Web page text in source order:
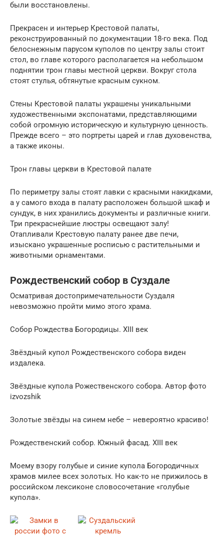
были восстановлены.
Прекрасен и интерьер Крестовой палаты,
реконструированный по документации 18-го века. Под
белоснежным парусом куполов по центру залы стоит
стол, во главе которого располагается на небольшом
поднятии трон главы местной церкви. Вокруг стола
стоят стулья, обтянутые красным сукном.
Стены Крестовой палаты украшены уникальными
художественными экспонатами, представляющими
собой огромную историческую и культурную ценность.
Прежде всего – это портреты царей и глав духовенства,
а также иконы.
Трон главы церкви в Крестовой палате
По периметру залы стоят лавки с красными накидками,
а у самого входа в палату расположен большой шкаф и
сундук, в них хранились документы и различные книги.
Три прекраснейшие люстры освещают залу!
Отапливали Крестовую палату ранее две печи,
изыскано украшенные росписью с растительными и
животными орнаментами.
Рождественский собор в Суздале
Осматривая достопримечательности Суздаля
невозможно пройти мимо этого храма.
Собор Рождества Богородицы. XIII век
Звёздный купол Рождественского собора виден
издалека.
Звёздные купола Рожественского собора. Автор фото
izvozshik
Золотые звёзды на синем небе – невероятно красиво!
Рождественский собор. Южный фасад. XIII век
Моему взору голубые и синие купола Богородичных
храмов милее всех золотых. Но как-то не прижилось в
российском лексиконе словосочетание «голубые
купола».